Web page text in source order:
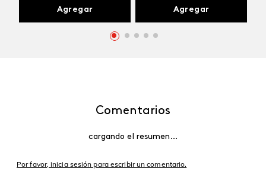
Agregar Agregar
Comentarios
cargando el resumen…
Por favor, inicia sesión para escribir un comentario.